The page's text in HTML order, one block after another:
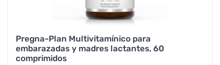
Pregna-Plan Multivitamínico para
embarazadas y madres lactantes, 60
comprimidos